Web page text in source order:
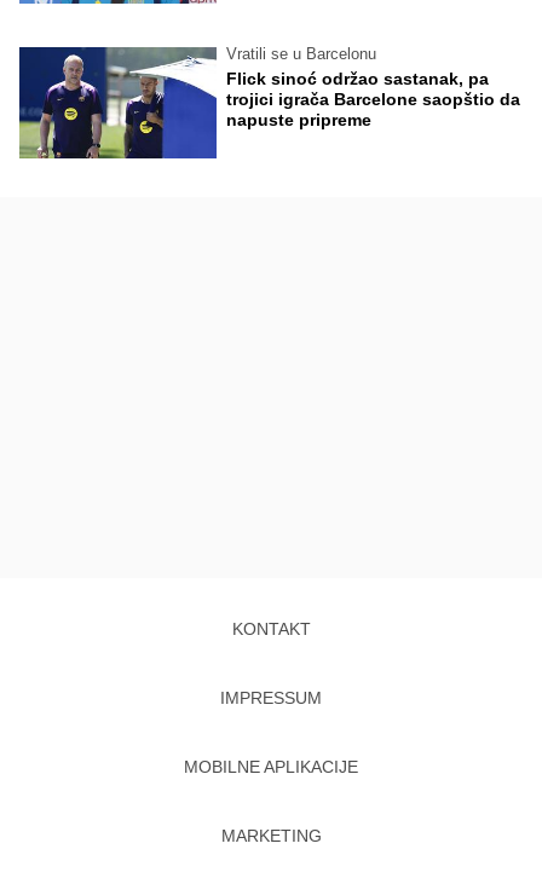
Vratili se u Barcelonu
Flick sinoć održao sastanak, pa
trojici igrača Barcelone saopštio da
napuste pripreme
KONTAKT
IMPRESSUM
MOBILNE APLIKACIJE
MARKETING